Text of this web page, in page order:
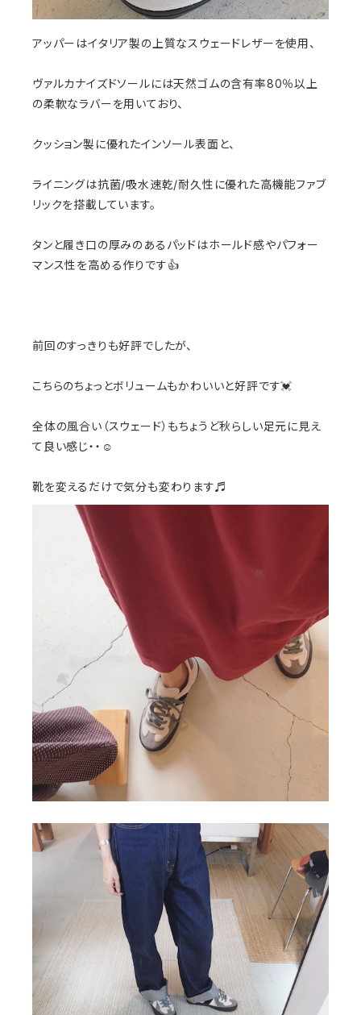
アッパーはイタリア製の上質なスウェードレザーを使用、
ヴァルカナイズドソールには天然ゴムの含有率80％以上
の柔軟なラバーを用いており、
クッション製に優れたインソール表面と、
ライニングは抗菌/吸水速乾/耐久性に優れた高機能ファブ
リックを搭載しています。
タンと履き口の厚みのあるパッドはホールド感やパフォー
マンス性を高める作りです👍
前回のすっきりも好評でしたが、
こちらのちょっとボリュームもかわいいと好評です💓
全体の風合い（スウェード）もちょうど秋らしい足元に見え
て良い感じ・・☺️
靴を変えるだけで気分も変わります♬